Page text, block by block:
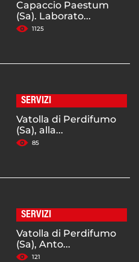
Capaccio Paestum
(Sa). Laborato...
1125
SERVIZI
Vatolla di Perdifumo
(Sa), alla...
85
SERVIZI
Vatolla di Perdifumo
(Sa), Anto...
121